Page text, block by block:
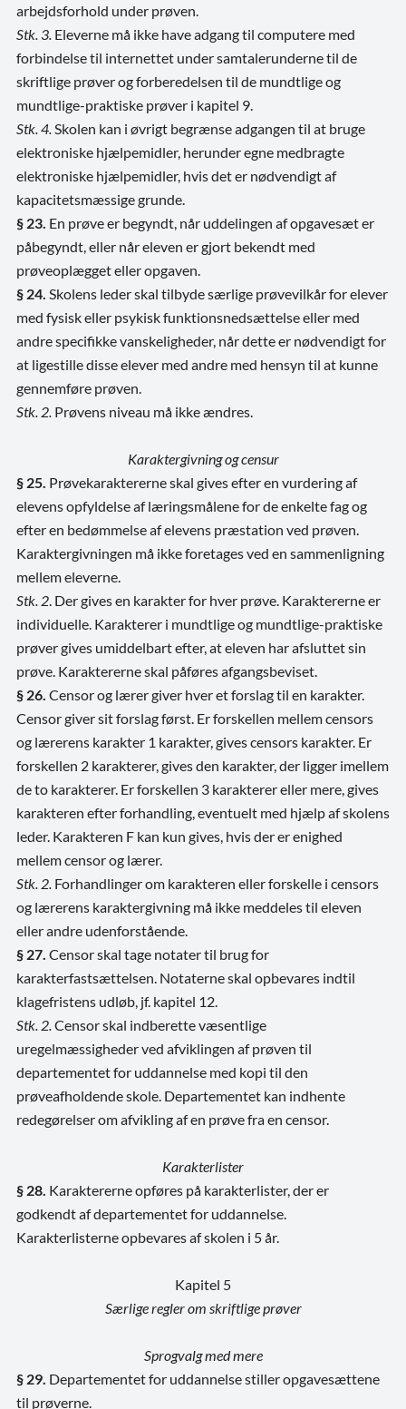
arbejdsforhold under prøven.
Stk. 3. Eleverne må ikke have adgang til computere med
forbindelse til internettet under samtalerunderne til de
skriftlige prøver og forberedelsen til de mundtlige og
mundtlige-praktiske prøver i kapitel 9.
Stk. 4. Skolen kan i øvrigt begrænse adgangen til at bruge
elektroniske hjælpemidler, herunder egne medbragte
elektroniske hjælpemidler, hvis det er nødvendigt af
kapacitetsmæssige grunde.
§ 23. En prøve er begyndt, når uddelingen af opgavesæt er
påbegyndt, eller når eleven er gjort bekendt med
prøveoplægget eller opgaven.
§ 24. Skolens leder skal tilbyde særlige prøvevilkår for elever
med fysisk eller psykisk funktionsnedsættelse eller med
andre specifikke vanskeligheder, når dette er nødvendigt for
at ligestille disse elever med andre med hensyn til at kunne
gennemføre prøven.
Stk. 2. Prøvens niveau må ikke ændres.
Karaktergivning og censur
§ 25. Prøvekaraktererne skal gives efter en vurdering af
elevens opfyldelse af læringsmålene for de enkelte fag og
efter en bedømmelse af elevens præstation ved prøven.
Karaktergivningen må ikke foretages ved en sammenligning
mellem eleverne.
Stk. 2 . Der gives en karakter for hver prøve. Karaktererne er
individuelle. Karakterer i mundtlige og mundtlige-praktiske
prøver gives umiddelbart efter, at eleven har afsluttet sin
prøve. Karaktererne skal påføres afgangsbeviset.
§ 26. Censor og lærer giver hver et forslag til en karakter.
Censor giver sit forslag først. Er forskellen mellem censors
og lærerens karakter 1 karakter, gives censors karakter. Er
forskellen 2 karakterer, gives den karakter, der ligger imellem
de to karakterer. Er forskellen 3 karakterer eller mere, gives
karakteren efter forhandling, eventuelt med hjælp af skolens
leder. Karakteren F kan kun gives, hvis der er enighed
mellem censor og lærer.
Stk. 2. Forhandlinger om karakteren eller forskelle i censors
og lærerens karaktergivning må ikke meddeles til eleven
eller andre udenforstående.
§ 27. Censor skal tage notater til brug for
karakterfastsættelsen. Notaterne skal opbevares indtil
klagefristens udløb, jf. kapitel 12.
Stk. 2. Censor skal indberette væsentlige
uregelmæssigheder ved afviklingen af prøven til
departementet for uddannelse med kopi til den
prøveafholdende skole. Departementet kan indhente
redegørelser om afvikling af en prøve fra en censor.
Karakterlister
§ 28. Karaktererne opføres på karakterlister, der er
godkendt af departementet for uddannelse.
Karakterlisterne opbevares af skolen i 5 år.
Kapitel 5
Særlige regler om skriftlige prøver
Sprogvalg med mere
§ 29. Departementet for uddannelse stiller opgavesættene
til prøverne.